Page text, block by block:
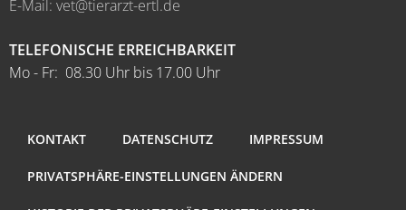
E-Mail: vet@tierarzt-ertl.de
TELEFONISCHE ERREICHBARKEIT
Mo - Fr: 08.30 Uhr bis 17.00 Uhr
KONTAKT DATENSCHUTZ IMPRESSUM
PRIVATSPHÄRE-EINSTELLUNGEN ÄNDERN